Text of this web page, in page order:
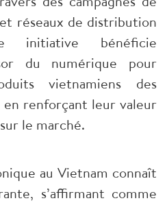
réseaux de distribution
initiative bénéficie
du numérique pour
vietnamiens des
renforçant leur valeur
le marché.
au Vietnam connaît
s’affirmant comme